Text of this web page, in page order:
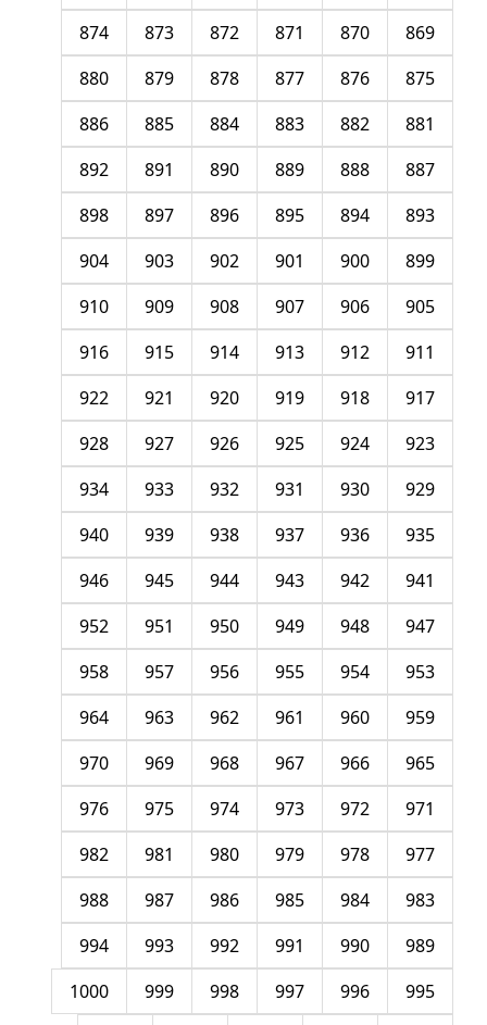
869
870
871
872
873
874
875
876
877
878
879
880
881
882
883
884
885
886
887
888
889
890
891
892
893
894
895
896
897
898
899
900
901
902
903
904
905
906
907
908
909
910
911
912
913
914
915
916
917
918
919
920
921
922
923
924
925
926
927
928
929
930
931
932
933
934
935
936
937
938
939
940
941
942
943
944
945
946
947
948
949
950
951
952
953
954
955
956
957
958
959
960
961
962
963
964
965
966
967
968
969
970
971
972
973
974
975
976
977
978
979
980
981
982
983
984
985
986
987
988
989
990
991
992
993
994
995
996
997
998
999
1000